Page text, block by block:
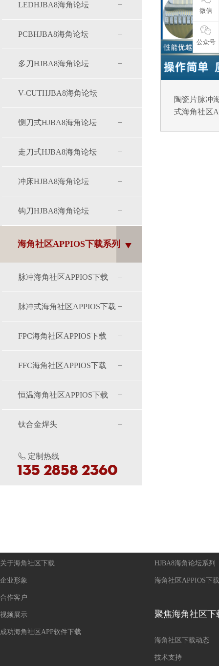
LEDHJBA8海角论坛
PCBHJBA8海角论坛
多刀HJBA8海角论坛
V-CUTHJBA8海角论坛
铡刀式HJBA8海角论坛
走刀式HJBA8海角论坛
冲床HJBA8海角论坛
钩刀HJBA8海角论坛
海角社区APPIOS下载系列
脉冲海角社区APPIOS下载
脉冲式海角社区APPIOS下载
FPC海角社区APPIOS下载
FFC海角社区APPIOS下载
恒温海角社区APPIOS下载
钛合金焊头
定制热线
135 2858 2360
陶瓷片脉冲
式海角社区
关于海角社区下载
企业形象
合作客户
视频展示
成功海角社区APP软件下载
HJBA8海角论坛系列
海角社区APPIOS下
...
聚焦海角社区下
海角社区下载动态
技术支持
微信
公众号